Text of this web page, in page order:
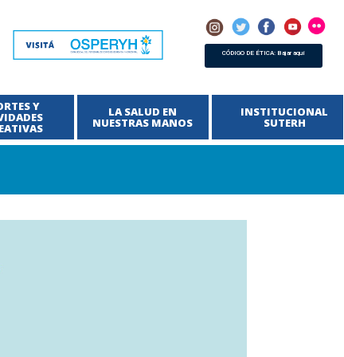
CÓDIGO DE ÉTICA: Bajar aquí
Y LA SALUD EN
NUESTRAS MANOS
INSTITUCIONAL
SUTERH